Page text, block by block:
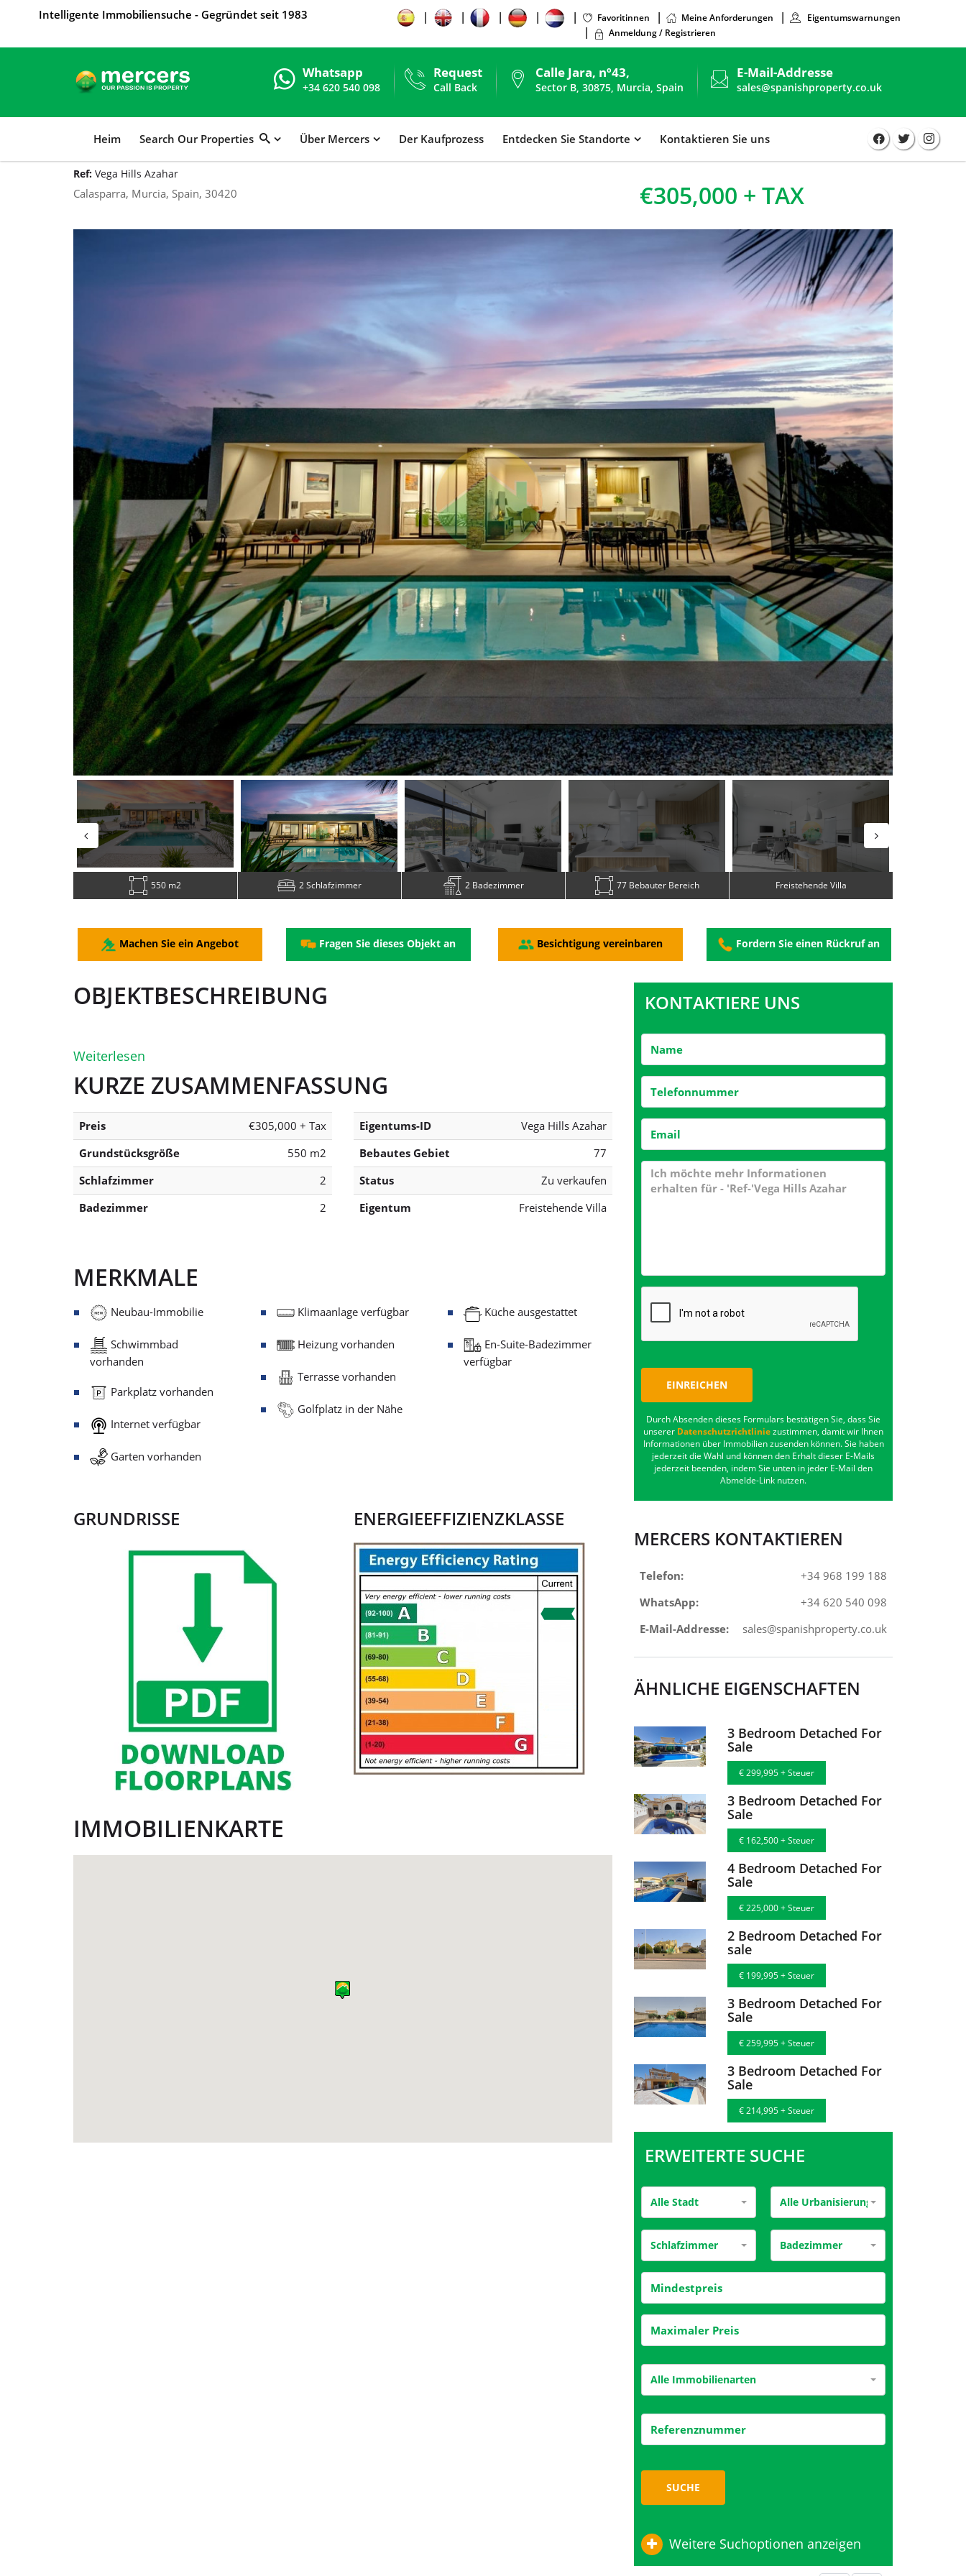
Intelligente Immobiliensuche - Gegründet seit 1983 Favoritinnen Meine Anforderungen
Eigentumswarnungen
Anmeldung / Registrieren
Whatsapp
+34 620 540 098
Request
Call Back
Calle Jara, nº43,
Sector B, 30875, Murcia, Spain
E-Mail-Addresse
sales@spanishproperty.co.uk
Heim Search Our Properties Über Mercers Der Kaufprozess Entdecken Sie Standorte Kontaktieren Sie uns
Ref: Vega Hills Azahar
Calasparra, Murcia, Spain, 30420 €305,000 + TAX
550 m2 2 Schlafzimmer 2 Badezimmer 77 Bebauter Bereich Freistehende Villa
Machen Sie ein Angebot Fragen Sie dieses Objekt an Besichtigung vereinbaren Fordern Sie einen Rückruf an
OBJEKTBESCHREIBUNG
Weiterlesen
KURZE ZUSAMMENFASSUNG
Preis
€305,000 + Tax
Grundstücksgröße
550 m2
Schlafzimmer
2
Badezimmer
2
Eigentums-ID
Vega Hills Azahar
Bebautes Gebiet
77
Status
Zu verkaufen
Eigentum
Freistehende Villa
MERKMALE
Neubau-Immobilie
Schwimmbad
vorhanden
Parkplatz vorhanden
Internet verfügbar
Garten vorhanden
Klimaanlage verfügbar
Heizung vorhanden
Terrasse vorhanden
Golfplatz in der Nähe
Küche ausgestattet
En-Suite-Badezimmer
verfügbar
GRUNDRISSE ENERGIEEFFIZIENZKLASSE
IMMOBILIENKARTE
KONTAKTIERE UNS
EINREICHEN
Durch Absenden dieses Formulars bestätigen Sie, dass Sie
unserer Datenschutzrichtliniezustimmen, damit wir Ihnen
Informationen über Immobilien zusenden können. Sie haben
jederzeit die Wahl und können den Erhalt dieser E-Mails
jederzeit beenden, indem Sie unten in jeder E-Mail den
Abmelde-Link nutzen.
MERCERS KONTAKTIEREN
Telefon:
+34 968 199 188
WhatsApp:
+34 620 540 098
E-Mail-Addresse:
sales@spanishproperty.co.uk
ÄHNLICHE EIGENSCHAFTEN
3 Bedroom Detached For
Sale
€ 299,995 + Steuer
3 Bedroom Detached For
Sale
€ 162,500 + Steuer
4 Bedroom Detached For
Sale
€ 225,000 + Steuer
2 Bedroom Detached For
sale
€ 199,995 + Steuer
3 Bedroom Detached For
Sale
€ 259,995 + Steuer
3 Bedroom Detached For
Sale
€ 214,995 + Steuer
ERWEITERTE SUCHE
Alle Stadt Alle Urbanisierung
Schlafzimmer Badezimmer
Alle Immobilienarten
SUCHE
Weitere Suchoptionen anzeigen